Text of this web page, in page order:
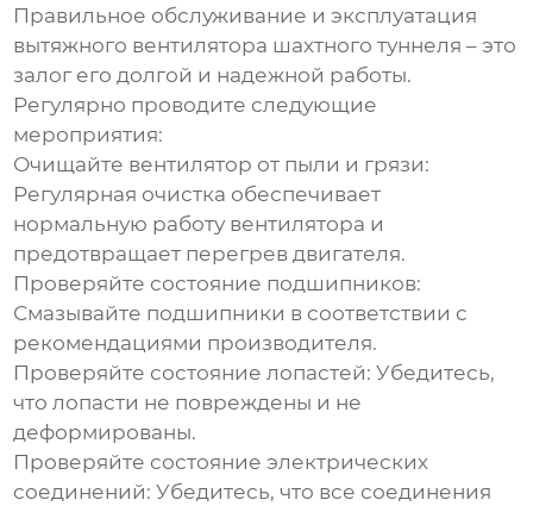
Правильное обслуживание и эксплуатация
вытяжного вентилятора шахтного туннеля – это
залог его долгой и надежной работы.
Регулярно проводите следующие
мероприятия:
Очищайте вентилятор от пыли и грязи:
Регулярная очистка обеспечивает
нормальную работу вентилятора и
предотвращает перегрев двигателя.
Проверяйте состояние подшипников:
Смазывайте подшипники в соответствии с
рекомендациями производителя.
Проверяйте состояние лопастей: Убедитесь,
что лопасти не повреждены и не
деформированы.
Проверяйте состояние электрических
соединений: Убедитесь, что все соединения